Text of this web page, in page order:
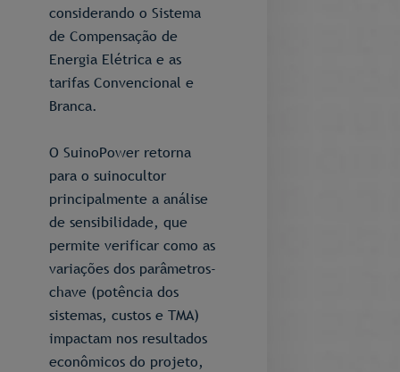
considerando o Sistema
de Compensação de
Energia Elétrica e as
tarifas Convencional e
Branca.
O SuinoPower retorna
para o suinocultor
principalmente a análise
de sensibilidade, que
permite verificar como as
variações dos parâmetros-
chave (potência dos
sistemas, custos e TMA)
impactam nos resultados
econômicos do projeto,